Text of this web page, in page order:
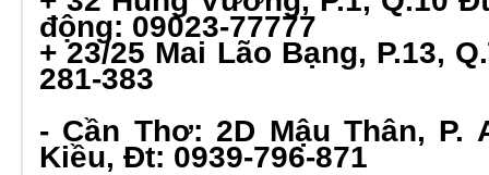
động: 09023-77777
+ 23/25 Mai Lão Bạng, P.13,
281-383
- Cần Thơ: 2D Mậu Thân, P.
Kiều, Đt: 0939-796-871